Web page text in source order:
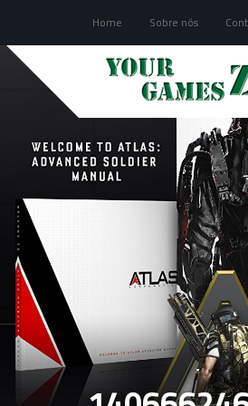
Home Sobre nós